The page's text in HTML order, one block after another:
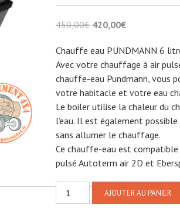
450,00€ Le
initial
était :
450,00€.
420,00€Le
actuel
est :
420,00€.
Chauffe eau PUNDMANN 6
Avec votre chauffage à air
chauffe-eau Pundmann, vous
votre habitacle et votre eau
Le boiler utilise la chaleur du
l’eau. Il est également
sans allumer le chauffage.
Ce chauffe-eau est
pulsé Autoterm air 2D et
quantité
de
AJOUTER AU PANIER